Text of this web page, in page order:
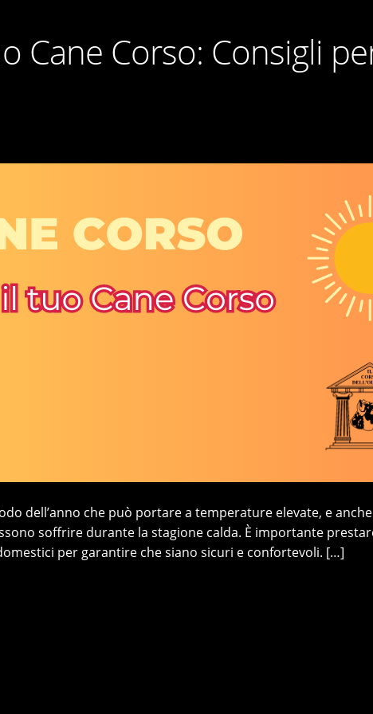
Cane Corso: Consigli
dell’anno che può portare a temperature elevate, e
soffrire durante la stagione calda. È importante
per garantire che siano sicuri e confortevoli. […]